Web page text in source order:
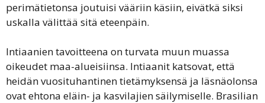
perimätietonsa joutuisi vääriin käsiin, eivätkä siksi
uskalla välittää sitä eteenpäin.
Intiaanien tavoitteena on turvata muun muassa
oikeudet maa-alueisiinsa. Intiaanit katsovat, että
heidän vuosituhantinen tietämyksensä ja läsnäolonsa
ovat ehtona eläin- ja kasvilajien säilymiselle. Brasilian